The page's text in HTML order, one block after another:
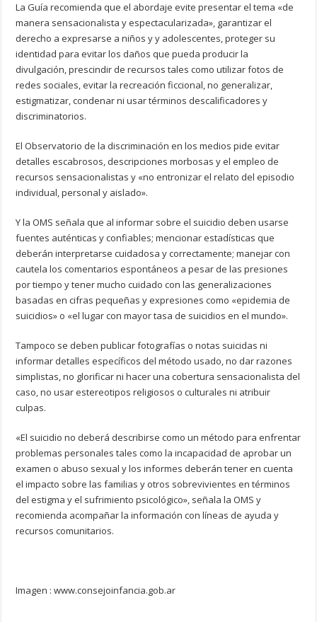
La Guía recomienda que el abordaje evite presentar el tema «de
manera sensacionalista y espectacularizada», garantizar el
derecho a expresarse a niños y y adolescentes, proteger su
identidad para evitar los daños que pueda producir la
divulgación, prescindir de recursos tales como utilizar fotos de
redes sociales, evitar la recreación ficcional, no generalizar,
estigmatizar, condenar ni usar términos descalificadores y
discriminatorios.
El Observatorio de la discriminación en los medios pide evitar
detalles escabrosos, descripciones morbosas y el empleo de
recursos sensacionalistas y «no entronizar el relato del episodio
individual, personal y aislado».
Y la OMS señala que al informar sobre el suicidio deben usarse
fuentes auténticas y confiables; mencionar estadísticas que
deberán interpretarse cuidadosa y correctamente; manejar con
cautela los comentarios espontáneos a pesar de las presiones
por tiempo y tener mucho cuidado con las generalizaciones
basadas en cifras pequeñas y expresiones como «epidemia de
suicidios» o «el lugar con mayor tasa de suicidios en el mundo».
Tampoco se deben publicar fotografías o notas suicidas ni
informar detalles específicos del método usado, no dar razones
simplistas, no glorificar ni hacer una cobertura sensacionalista del
caso, no usar estereotipos religiosos o culturales ni atribuir
culpas.
«El suicidio no deberá describirse como un método para enfrentar
problemas personales tales como la incapacidad de aprobar un
examen o abuso sexual y los informes deberán tener en cuenta
el impacto sobre las familias y otros sobrevivientes en términos
del estigma y el sufrimiento psicológico», señala la OMS y
recomienda acompañar la información con líneas de ayuda y
recursos comunitarios.
Imagen : www.consejoinfancia.gob.ar